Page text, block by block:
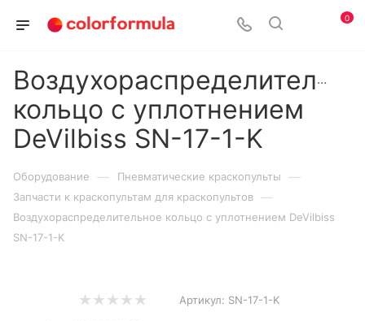
0
кольцо с уплотнением
DeVilbiss SN-17-1-K
Оборудование — Пневматические краскопульты —
Запчасти к краскопультам для краскопультов —
Воздухораспределительное кольцо с уплотнением DeVilbiss
SN-17-1-K
Артикул: SN-17-1-K